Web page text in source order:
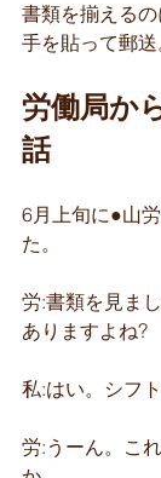
書類を揃える
手を貼って郵送
労働局か
話​
6月上旬に●山
た。
労:書類を見ま
ありますよね?
私:はい。シフ
労:うーん。こ